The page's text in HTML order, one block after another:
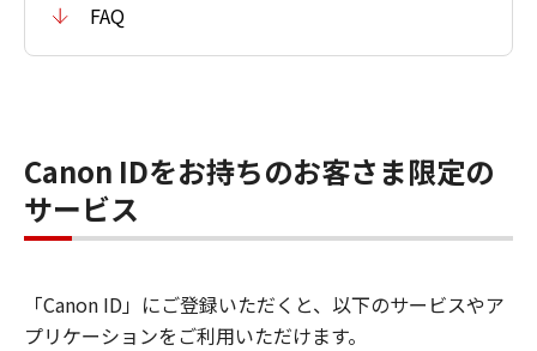
FAQ
Canon IDをお持ちのお客さま限定の
サービス
「Canon ID」にご登録いただくと、以下のサービスやア
プリケーションをご利用いただけます。